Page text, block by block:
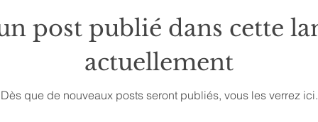
post publié dans cette
actuellement
Dès que de nouveaux posts seront publiés, vous les verrez ici.